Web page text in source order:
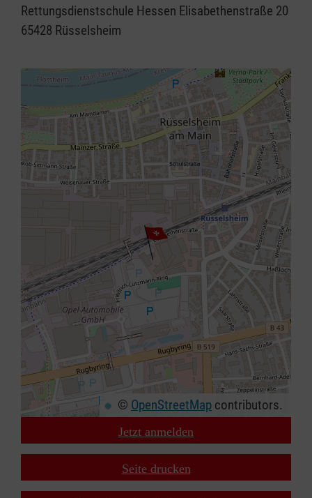
Rettungsdienstschule Hessen Elisabethenstraße 20
65428 Rüsselsheim
© OpenStreetMap contributors.
Jetzt anmelden
Seite drucken